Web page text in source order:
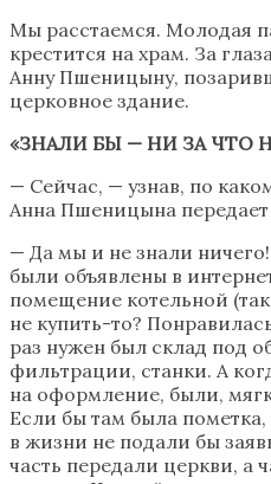
Мы расстаемся. Молодая
крестится на храм. За
Анну Пшеницыну,
церковное здание.
«ЗНАЛИ БЫ — НИ ЗА ЧТО
— Сейчас, — узнав, по
Анна Пшеницына передает
— Да мы и не знали
были объявлены в
помещение котельной
не купить-то?
раз нужен был склад под
фильтрации, станки. А
на оформление, были,
Если бы там была пометка,
в жизни не подали бы
часть передали церкви, а